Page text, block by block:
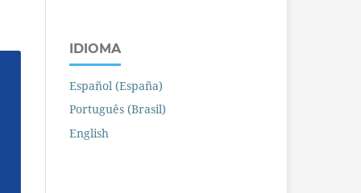
IDIOMA
Español (España)
Português (Brasil)
English